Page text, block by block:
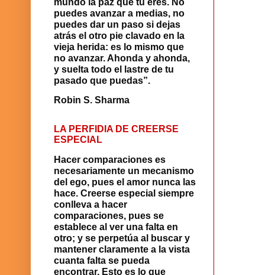
mundo la paz que tú eres. No
puedes avanzar a medias, no
puedes dar un paso si dejas
atrás el otro pie clavado en la
vieja herida: es lo mismo que
no avanzar. Ahonda y ahonda,
y suelta todo el lastre de tu
pasado que puedas”.
Robin S. Sharma
LA PERFIDIA DE CREERSE
ESPECIAL
Hacer comparaciones es
necesariamente un mecanismo
del ego, pues el amor nunca las
hace. Creerse especial siempre
con­lleva a hacer
comparaciones, pues se
establece al ver una falta en
otro; y se perpetúa al buscar y
mantener claramente a la vista
cuanta falta se pueda
encontrar. Esto es lo que